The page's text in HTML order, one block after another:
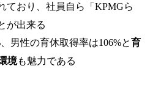
ており、社員自ら「KPMGら
が出来る
男性の育休取得率は106%と育
境も魅力である